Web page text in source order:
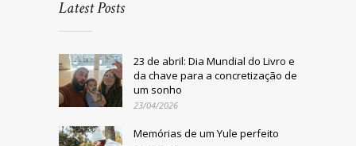
Latest Posts
23 de abril: Dia Mundial do Livro e
da chave para a concretização de
um sonho
23/04/2026
Memórias de um Yule perfeito